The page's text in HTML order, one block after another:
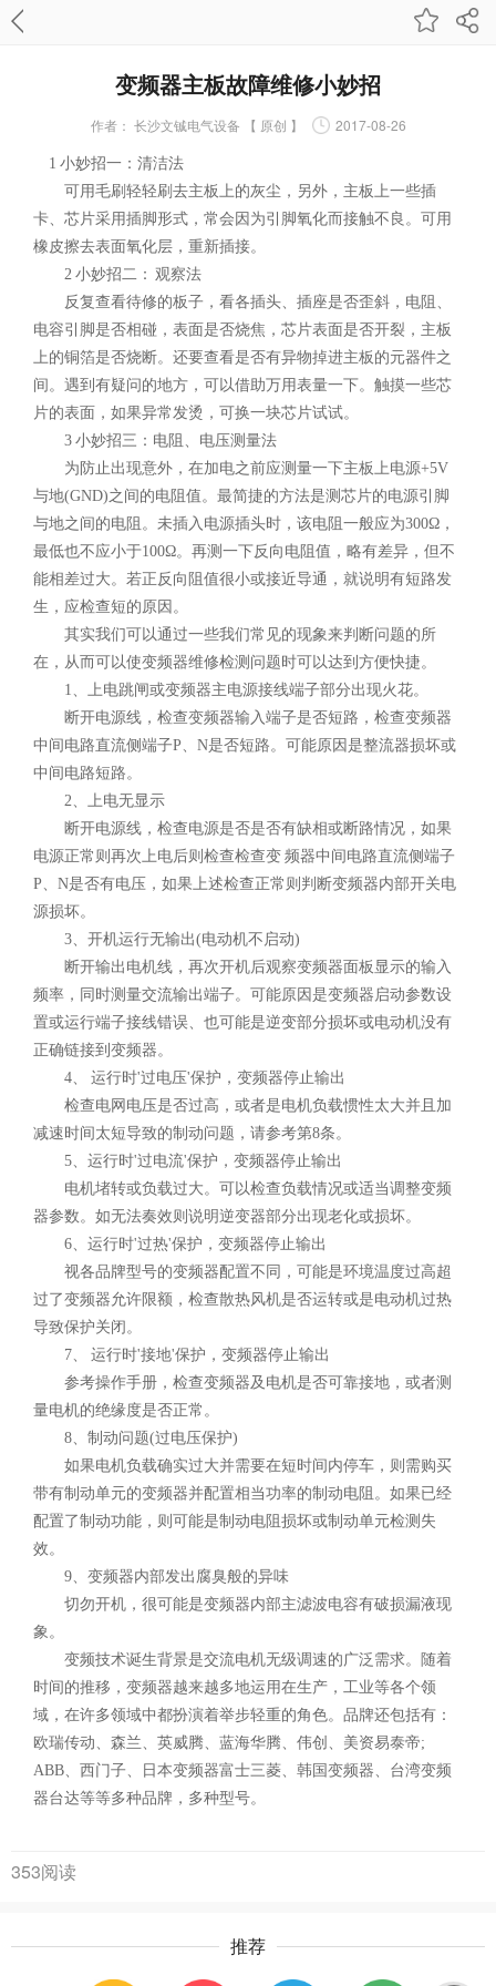
变频器主板故障维修小妙招
作者： 长沙文铖电气设备 【 原创 】 2017-08-26
1 小妙招一：清洁法
可用毛刷轻轻刷去主板上的灰尘，另外，主板上一些插
卡、芯片采用插脚形式，常会因为引脚氧化而接触不良。可用
橡皮擦去表面氧化层，重新插接。
2 小妙招二： 观察法
反复查看待修的板子，看各插头、插座是否歪斜，电阻、
电容引脚是否相碰，表面是否烧焦，芯片表面是否开裂，主板
上的铜箔是否烧断。还要查看是否有异物掉进主板的元器件之
间。遇到有疑问的地方，可以借助万用表量一下。触摸一些芯
片的表面，如果异常发烫，可换一块芯片试试。
3 小妙招三：电阻、电压测量法
为防止出现意外，在加电之前应测量一下主板上电源+5V
与地(GND)之间的电阻值。最简捷的方法是测芯片的电源引脚
与地之间的电阻。未插入电源插头时，该电阻一般应为300Ω，
最低也不应小于100Ω。再测一下反向电阻值，略有差异，但不
能相差过大。若正反向阻值很小或接近导通，就说明有短路发
生，应检查短的原因。
其实我们可以通过一些我们常见的现象来判断问题的所
在，从而可以使变频器维修检测问题时可以达到方便快捷。
1、上电跳闸或变频器主电源接线端子部分出现火花。
断开电源线，检查变频器输入端子是否短路，检查变频器
中间电路直流侧端子P、N是否短路。可能原因是整流器损坏或
中间电路短路。
2、上电无显示
断开电源线，检查电源是否是否有缺相或断路情况，如果
电源正常则再次上电后则检查检查变 频器中间电路直流侧端子
P、N是否有电压，如果上述检查正常则判断变频器内部开关电
源损坏。
3、开机运行无输出(电动机不启动)
断开输出电机线，再次开机后观察变频器面板显示的输入
频率，同时测量交流输出端子。可能原因是变频器启动参数设
置或运行端子接线错误、也可能是逆变部分损坏或电动机没有
正确链接到变频器。
4、 运行时'过电压'保护，变频器停止输出
检查电网电压是否过高，或者是电机负载惯性太大并且加
减速时间太短导致的制动问题，请参考第8条。
5、运行时'过电流'保护，变频器停止输出
电机堵转或负载过大。可以检查负载情况或适当调整变频
器参数。如无法奏效则说明逆变器部分出现老化或损坏。
6、运行时'过热'保护，变频器停止输出
视各品牌型号的变频器配置不同，可能是环境温度过高超
过了变频器允许限额，检查散热风机是否运转或是电动机过热
导致保护关闭。
7、 运行时'接地'保护，变频器停止输出
参考操作手册，检查变频器及电机是否可靠接地，或者测
量电机的绝缘度是否正常。
8、制动问题(过电压保护)
如果电机负载确实过大并需要在短时间内停车，则需购买
带有制动单元的变频器并配置相当功率的制动电阻。如果已经
配置了制动功能，则可能是制动电阻损坏或制动单元检测失
效。
9、变频器内部发出腐臭般的异味
切勿开机，很可能是变频器内部主滤波电容有破损漏液现
象。
变频技术诞生背景是交流电机无级调速的广泛需求。随着
时间的推移，变频器越来越多地运用在生产，工业等各个领
域，在许多领域中都扮演着举步轻重的角色。品牌还包括有：
欧瑞传动、森兰、英威腾、蓝海华腾、伟创、美资易泰帝;
ABB、西门子、日本变频器富士三菱、韩国变频器、台湾变频
器台达等等多种品牌，多种型号。
353阅读
推荐